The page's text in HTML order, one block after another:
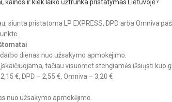
kainos ir kiek laiko užtrunka pristatymas Lietuvoje?
siunta pristatoma LP EXPRESS, DPD arba Omniva
dienas nuo užsakymo apmokėjimo.
tačiau visuomet stengiamės išsiųsti kuo
€, DPD – 2,55 €, Omniva – 3,20 €
nuo užsakymo apmokėjimo.